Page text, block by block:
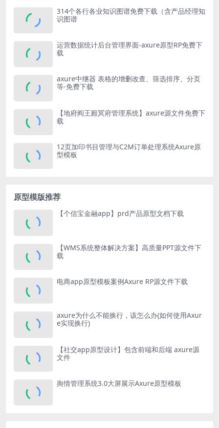
314个各行各业知识图谱免费下载（含产品经理知
识图谱
运营数据统计后台管理界面-axure原型RP免费下
载
axure中继器 表格的增删改查、筛选排序、分页
等-免费下载
【地府阎王殿冥府管理系统】axure源文件免费下
载
12页加印书目管理与C2M订单处理系统Axure原
型模板
原型模版推荐
【个信宝金融app】prd产品原型文档下载
【WMS系统整体解决方案】高质量PPT源文件下
载
电商app原型模板案例Axure RP源文件下载
axure为什么不能换行，该怎么办(如何使用Axur
e实现换行)
【社交app原型设计】包含前端和后端 axure源
文件
舆情管理系统3.0大屏展示Axure原型模板